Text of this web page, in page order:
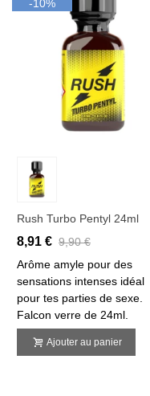
-10%
Rush Turbo Pentyl 24ml
8,91 € 9,90 €
Arôme amyle pour des
sensations intenses idéal
pour tes parties de sexe.
Falcon verre de 24ml.
Ajouter au panier